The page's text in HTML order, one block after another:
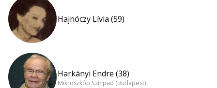
Hajnóczy Lívia (59)
Harkányi Endre (38)
Mikroszkóp Színpad (Budapest)